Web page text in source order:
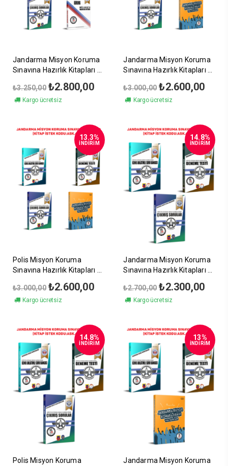
Jandarma Misyon Koruma
Sınavına Hazırlık Kitapları
₺3.250,00 Orijinal
fiyat:
₺3.250,00.
₺2.800,00Şu
Kargo ücretsiz
Jandarma Misyon Koruma
Sınavına Hazırlık Kitapları
₺3.000,00 Orijinal
fiyat:
₺3.000,00.
₺2.600,00Şu
Kargo ücretsiz
Polis Misyon Koruma
Sınavına Hazırlık Kitapları
₺3.000,00 Orijinal
fiyat:
₺3.000,00.
₺2.600,00Şu
13.3%
İNDİRİM
Kargo ücretsiz
Jandarma Misyon Koruma
Sınavına Hazırlık Kitapları
₺2.700,00 Orijinal
fiyat:
₺2.700,00.
₺2.300,00Şu
14.8%
İNDİRİM
Kargo ücretsiz
Polis Misyon Koruma
14.8%
İNDİRİM
Jandarma Misyon Koruma
13%
İNDİRİM